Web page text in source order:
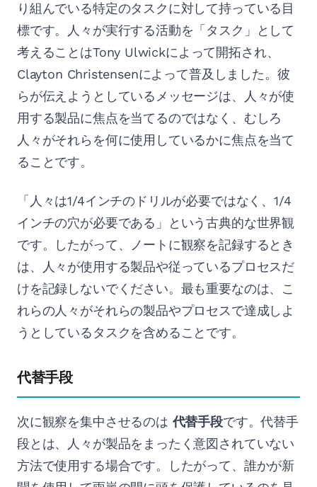
り組んでいる特定のタスクに対して持っている目
標です。人々が実行する活動を「タスク」として
考えることはTony Ulwickによって開拓され、
Clayton Christensenによって普及しました。彼
らが伝えようとしているメッセージは、人々が使
用する製品に焦点を当てるのではなく、むしろ
人々がそれらを何に使用しているかに焦点を当て
ることです。
「人々は1/4インチのドリルが必要ではなく、1/4
インチの穴が必要である」という古典的な世界観
です。したがって、ノートに観察を記録するとき
は、人々が使用する製品や従っているプロセスだ
けを記録しないでください。最も重要なのは、こ
れらの人々がそれらの製品やプロセスで達成しよ
うとしているタスクを含めることです。
代替手段
次に観察を集中させるのは 代替手段です。代替手
段とは、人々が製品をまったく意図されていない
方法で使用する場合です。したがって、誰かが新